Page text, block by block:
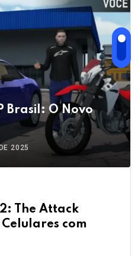
Brasil: O Novo
2025
The Attack
com